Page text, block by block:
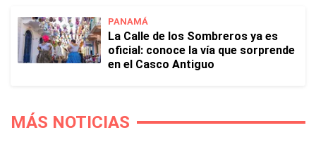
PANAMÁ
La Calle de los Sombreros ya es
oficial: conoce la vía que sorprende
en el Casco Antiguo
MÁS NOTICIAS